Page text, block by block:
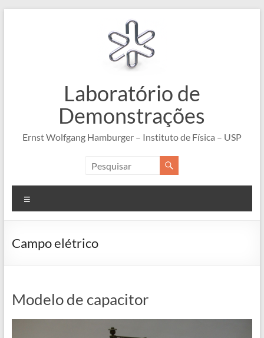
Laboratório de
Demonstrações
Ernst Wolfgang Hamburger – Instituto de Física – USP
Campo elétrico
Modelo de capacitor